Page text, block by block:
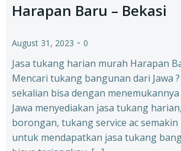
Harapan Baru – Bekasi
August 31, 2023 - 0
Jasa tukang harian murah Harapan
Mencari tukang bangunan dari Jawa
sekalian bisa dengan
Jawa menyediakan jasa tukang
borongan, tukang service ac
untuk mendapatkan jasa tukang